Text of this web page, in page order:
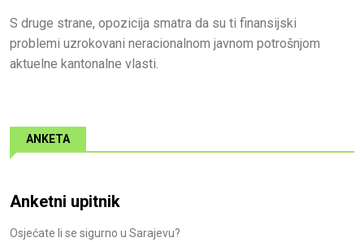
S druge strane, opozicija smatra da su ti finansijski
problemi uzrokovani neracionalnom javnom potrošnjom
aktuelne kantonalne vlasti.
ANKETA
Anketni upitnik
Osjećate li se sigurno u Sarajevu?